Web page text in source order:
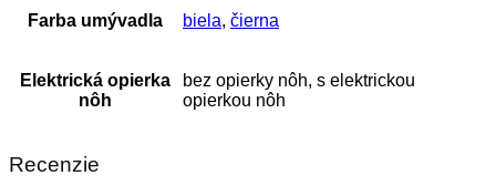
Farba umývadla biela, čierna
Elektrická opierka
nôh
bez opierky nôh, s elektrickou
opierkou nôh
Recenzie